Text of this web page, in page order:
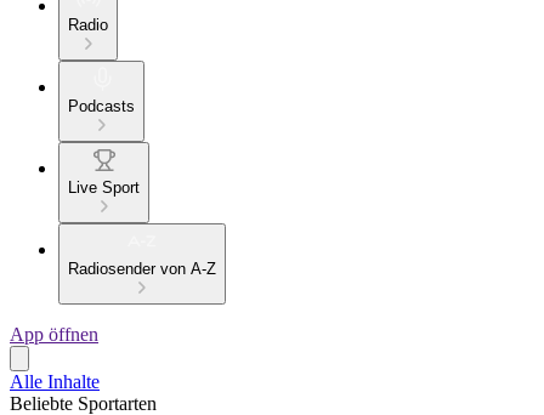
Radio
Podcasts
Live Sport
Radiosender von A-Z
App öffnen
Alle Inhalte
Beliebte Sportarten